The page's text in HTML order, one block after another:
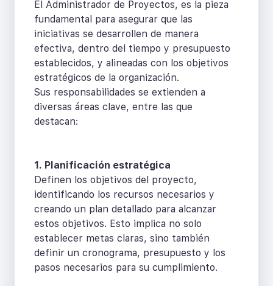
El Administrador de Proyectos, es la pieza
fundamental para asegurar que las
iniciativas se desarrollen de manera
efectiva, dentro del tiempo y presupuesto
establecidos, y alineadas con los objetivos
estratégicos de la organización.
Sus responsabilidades se extienden a
diversas áreas clave, entre las que
destacan:
1. Planificación estratégica
Definen los objetivos del proyecto,
identificando los recursos necesarios y
creando un plan detallado para alcanzar
estos objetivos. Esto implica no solo
establecer metas claras, sino también
definir un cronograma, presupuesto y los
pasos necesarios para su cumplimiento.